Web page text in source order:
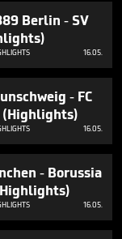
Berlin - SV
16.05.
- FC
16.05.
- Borussia
16.05.